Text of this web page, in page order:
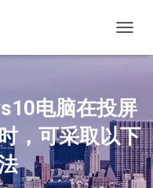
换
电脑在投屏
，可采取以下